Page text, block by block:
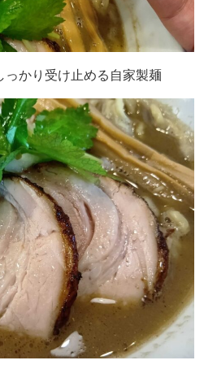
かり受け止める自家製麺